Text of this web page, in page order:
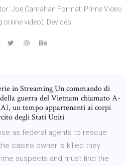
Joe Carnahan Format: Prime Video
online video). Devices
in Streaming Un commando di
guerra del Vietnam chiamato A-
un tempo appartenenti ai corpi
degli Stati Uniti
as federal agents to rescue
casino owner is killed they
suspects and must find the